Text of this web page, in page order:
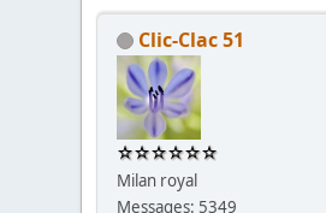
Clic-Clac 51
Milan royal
Messages: 5349